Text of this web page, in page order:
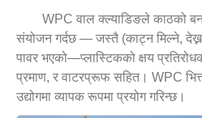
WPC वाल क्ल्याडिङले काठको
संयोजन गर्दछ — जस्तै (काट्न मिल्ने, देख्न
पावर भएको—प्लास्टिकको क्षय
प्रमाण, र वाटरप्रूफ सहित। WPC
उद्योगमा व्यापक रूपमा प्रयोग गरिन्छ।